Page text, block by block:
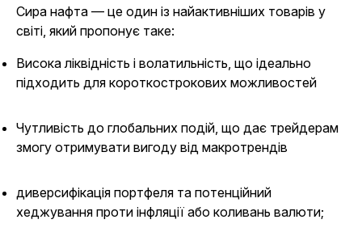
Сира нафта — це один із найактивніших товарів у
світі, який пропонує таке:
Висока ліквідність і волатильність, що ідеально
підходить для короткострокових можливостей
Чутливість до глобальних подій, що дає трейдерам
змогу отримувати вигоду від макротрендів
диверсифікація портфеля та потенційний
хеджування проти інфляції або коливань валюти;